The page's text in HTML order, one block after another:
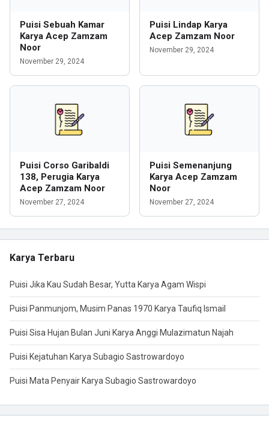
Puisi Sebuah Kamar
Karya Acep Zamzam
Noor
November 29, 2024
Puisi Lindap Karya
Acep Zamzam Noor
November 29, 2024
Puisi Corso Garibaldi
138, Perugia Karya
Acep Zamzam Noor
November 27, 2024
Puisi Semenanjung
Karya Acep Zamzam
Noor
November 27, 2024
Karya Terbaru
Puisi Jika Kau Sudah Besar, Yutta Karya Agam Wispi
Puisi Panmunjom, Musim Panas 1970 Karya Taufiq Ismail
Puisi Sisa Hujan Bulan Juni Karya Anggi Mulazimatun Najah
Puisi Kejatuhan Karya Subagio Sastrowardoyo
Puisi Mata Penyair Karya Subagio Sastrowardoyo